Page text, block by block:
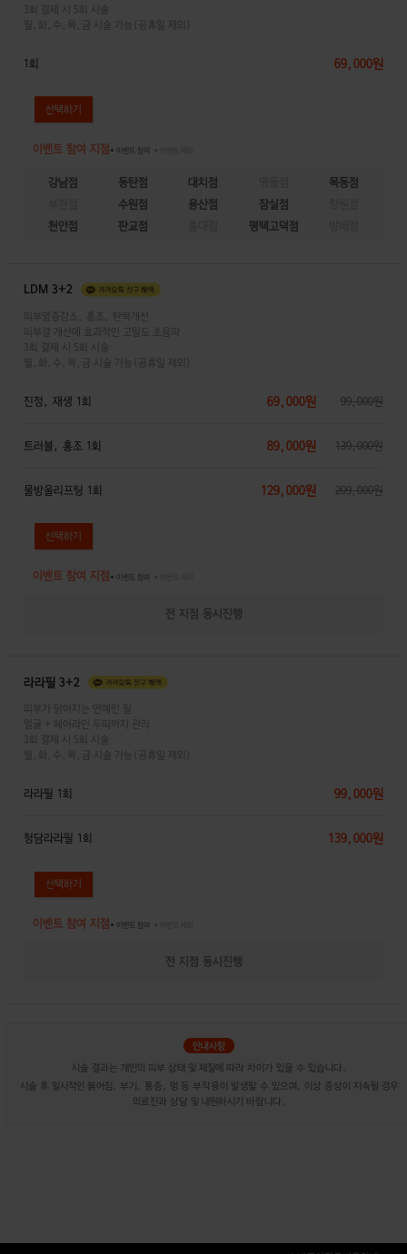
3회 결제 시 5회 시술
월,화,수,목,금 시술 가능(공휴일 제외)
1회 69,000원
이벤트 참여 지점 ● 이벤트 참여
강남점 동탄점 대치점
목동점
수원점 용산점 잠실점
천안점
판교점 평택고덕점
LDM 3+2
피부염증감소, 홍조, 탄력개선
피부결 개선에 효과적인 고밀도 초음파
3회 결제 시 5회 시술
월,화,수,목,금 시술 가능(공휴일 제외)
진정, 재생 1회 69,000원 99,000원
트러블, 홍조 1회 89,000원 139,000원
물방울리프팅 1회 129,000원 209,000원
이벤트 참여 지점 ● 이벤트 참여
전 지점 동시진행
라라필 3+2
피부가 맑아지는 연예인 필
얼굴 + 헤어라인 두피까지 관리
3회 결제 시 5회 시술
월,화,수,목,금 시술 가능(공휴일 제외)
라라필 1회 99,000원
청담라라필 1회 139,000원
이벤트 참여 지점 ● 이벤트 참여
전 지점 동시진행
시술 결과는 개인의 피부 상태 및 체질에 따라 차이가 있을 수 있습니다.
시술 후 일시적인 붉어짐, 부기, 통증, 멍 등 부작용이 발생할 수 있으며, 이상 증상이 지속될 경우
의료진과 상담 및 내원하시기 바랍니다.